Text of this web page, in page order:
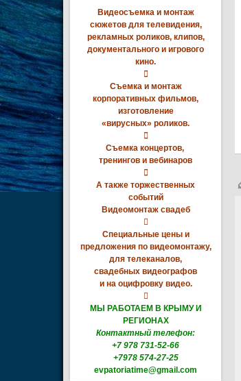
Видеосъемка и монтаж
сюжетов для телевидения,
рекламных роликов, клипов,
документального и игрового
кино.

Съемка и монтаж
корпоративных фильмов,
изготовление
«вирусных» роликов.

Съемка концертов,
тренингов и вебинаров

А также торжественных
событий
Видеомонтаж свадеб

Специальные цены и
предложения по видеомонтажу,
для телеканалов,
свадебных видеографов
и на оцифровку видео.

МЫ РАБОТАЕМ В КРЫМУ И
РЕГИОНАХ
Контактный телефон:
+7 978 731-52-66
+7978 574-27-25
evpatoriatime@gmail.com